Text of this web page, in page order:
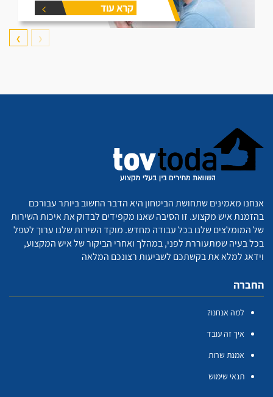
קרא עוד
❮
❯
אנחנו מאמינים שתחושת הביטחון היא הדבר החשוב ביותר עבורכם
בהזמנת איש מקצוע. זו הסיבה שאנו מקפידים לבדוק את איכות השירות
של המומלצים שלנו בכל עבודה מחדש. מוקד השירות שלנו ערוך לטפל
בכל בעיה שמתעוררת לפני, במהלך ואחרי הביקור של איש המקצוע,
וידאג למלא את בקשתכם לשביעות רצונכם המלאה
החברה
למה אנחנו?
איך זה עובד
אמנת שרות
תנאי שימוש